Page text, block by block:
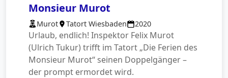
Monsieur Murot
Murot Tatort Wiesbaden 2020
Urlaub, endlich! Inspektor Felix Murot
(Ulrich Tukur) trifft im Tatort „Die Ferien des
Monsieur Murot“ seinen Doppelgänger –
der prompt ermordet wird.